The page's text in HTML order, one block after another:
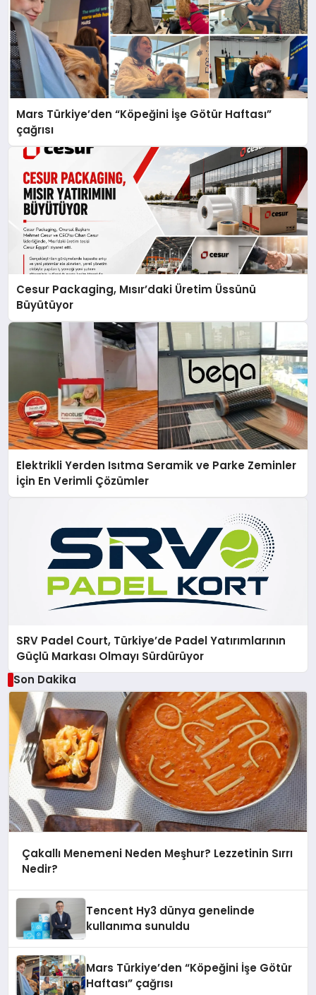
Mars Türkiye’den “Köpeğini İşe Götür Haftası”
çağrısı
Cesur Packaging, Mısır’daki Üretim Üssünü
Büyütüyor
Elektrikli Yerden Isıtma Seramik ve Parke Zeminler
İçin En Verimli Çözümler
SRV Padel Court, Türkiye’de Padel Yatırımlarının
Güçlü Markası Olmayı Sürdürüyor
Son Dakika
Çakallı Menemeni Neden Meşhur? Lezzetinin Sırrı
Nedir?
Tencent Hy3 dünya genelinde
kullanıma sunuldu
Mars Türkiye’den “Köpeğini İşe Götür
Haftası” çağrısı